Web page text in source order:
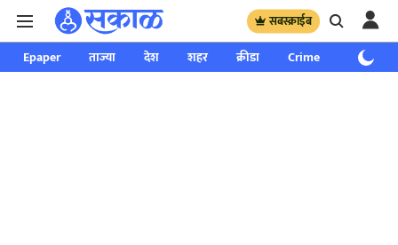
सबस्क्राईब
Epaper ताज्या देश शहर क्रीडा Crime साप्ताहिक